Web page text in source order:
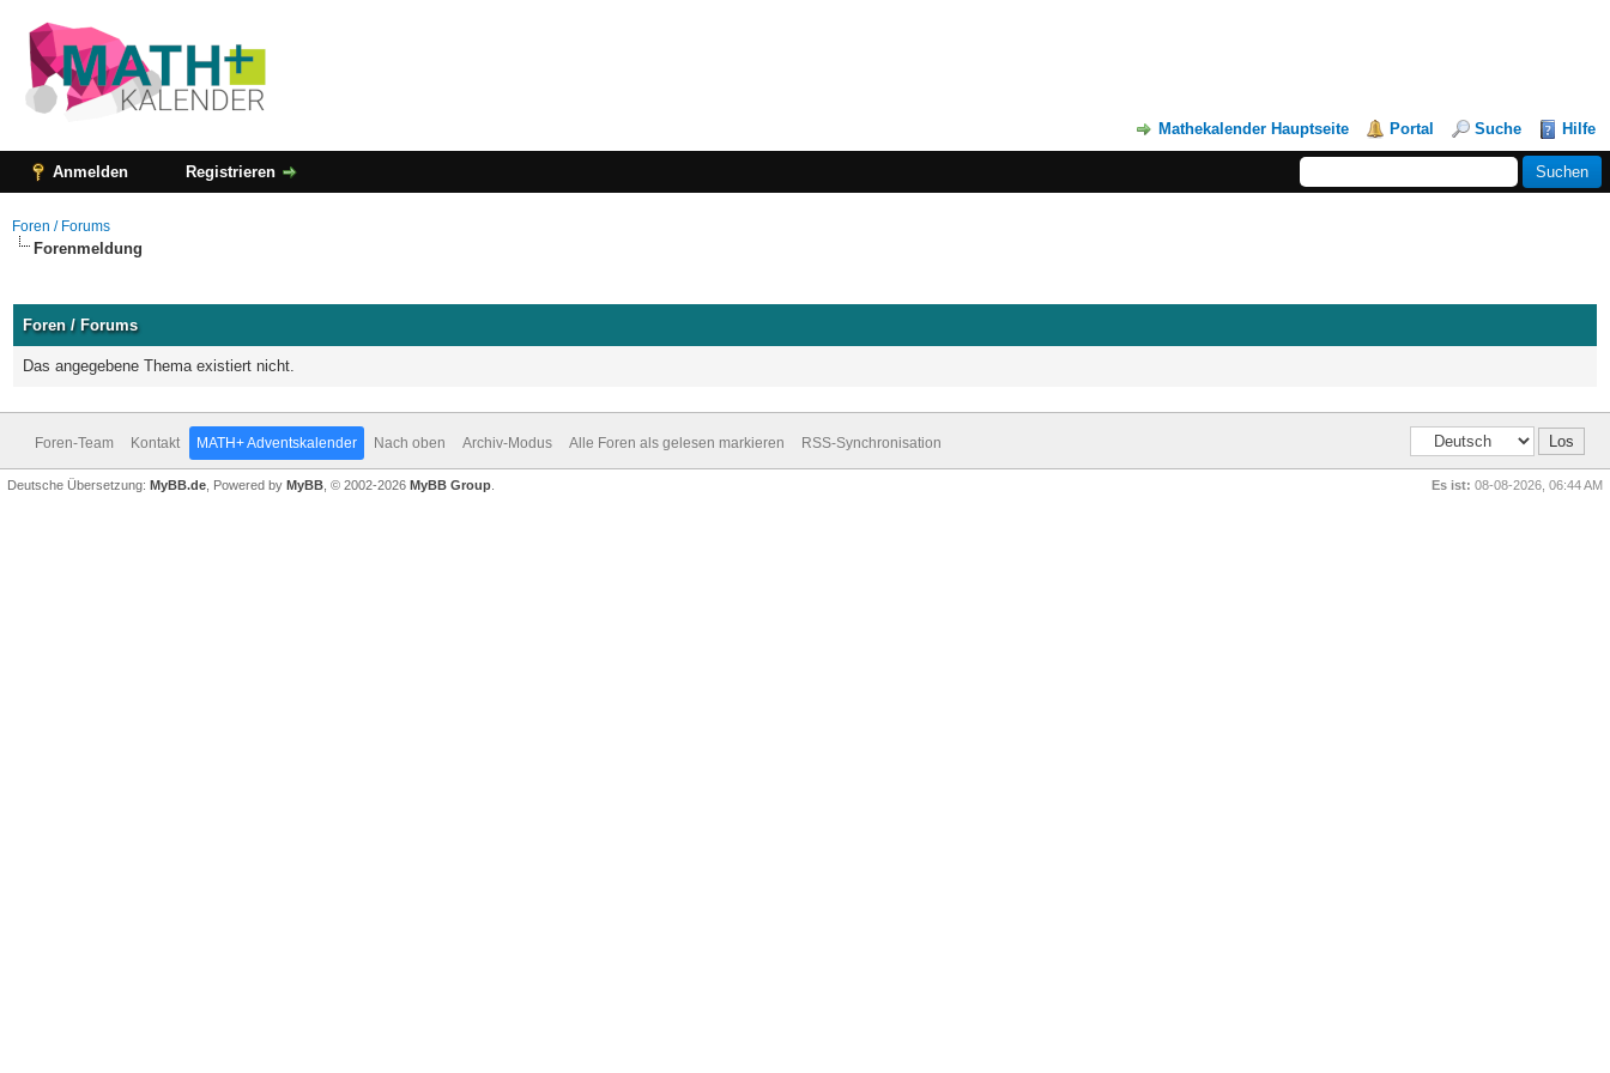
Mathekalender Hauptseite Portal Suche Hilfe
Anmelden Registrieren
Foren / Forums
Forenmeldung
Foren / Forums
Das angegebene Thema existiert nicht.
Foren-Team Kontakt MATH+ Adventskalender Nach oben Archiv-Modus Alle Foren als gelesen markieren RSS-Synchronisation
Es ist: 08-08-2026, 06:44 AM
Deutsche Übersetzung: MyBB.de , Powered by MyBB , © 2002-2026 MyBB Group